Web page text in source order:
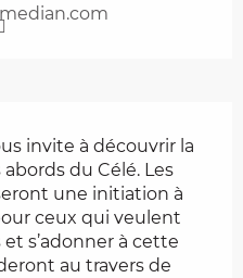
invite à découvrir la
du Célé. Les
une initiation à
ceux qui veulent
s’adonner à cette
au travers de